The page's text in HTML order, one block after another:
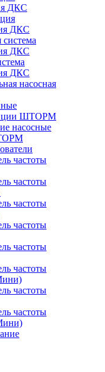
ДКС
ДКС
ДКС
ДКС
насосная
ШТОРМ
насосные
частоты
частоты
частоты
частоты
частоты
частоты
частоты
частоты